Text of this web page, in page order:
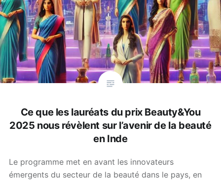
Ce que les lauréats du prix Beauty&You
2025 nous révèlent sur l’avenir de la beauté
en Inde
Le programme met en avant les innovateurs
émergents du secteur de la beauté dans le pays, en